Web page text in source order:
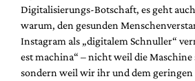
Digitalisierungs-Botschaft, es geht
warum, den gesunden
Instagram als „digitalem Schnuller“
est machina“ – nicht weil die Maschine
sondern weil wir ihr und dem geringen